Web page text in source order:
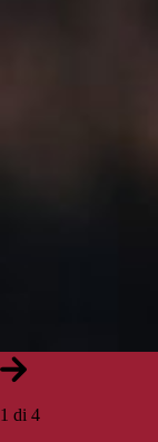
1 di 4